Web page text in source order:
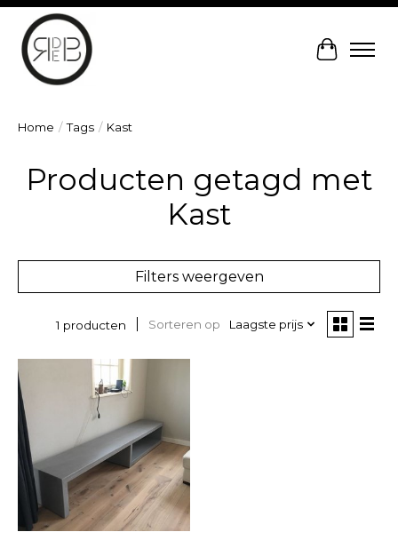
Home / Tags / Kast
Producten getagd met
Kast
Filters weergeven
1 producten Sorteren op Laagste prijs